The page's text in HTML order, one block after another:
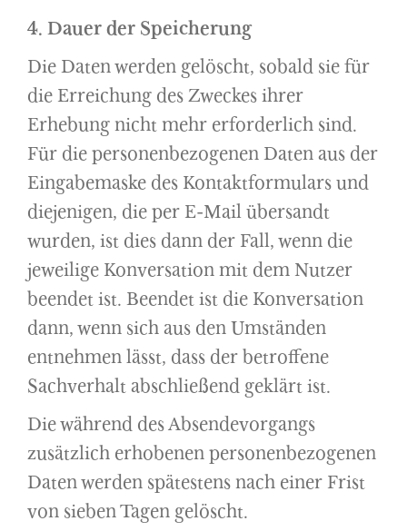
4. Dauer der Speicherung
Die Daten werden gelöscht, sobald sie für
die Erreichung des Zweckes ihrer
Erhebung nicht mehr erforderlich sind.
Für die personenbezogenen Daten aus der
Eingabemaske des Kontaktformulars und
diejenigen, die per E-Mail übersandt
wurden, ist dies dann der Fall, wenn die
jeweilige Konversation mit dem Nutzer
beendet ist. Beendet ist die Konversation
dann, wenn sich aus den Umständen
entnehmen lässt, dass der betroffene
Sachverhalt abschließend geklärt ist.
Die während des Absendevorgangs
zusätzlich erhobenen personenbezogenen
Daten werden spätestens nach einer Frist
von sieben Tagen gelöscht.